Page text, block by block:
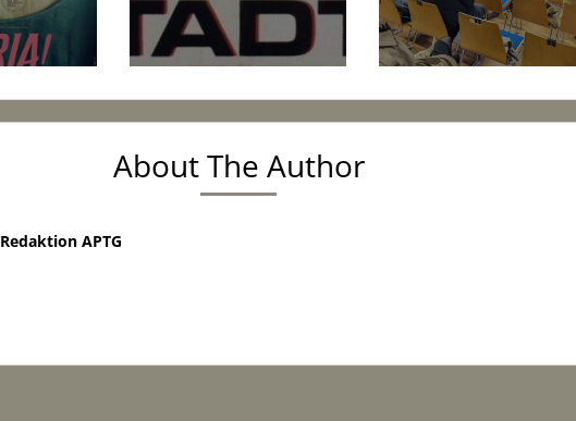
About The Author
Redaktion APTG